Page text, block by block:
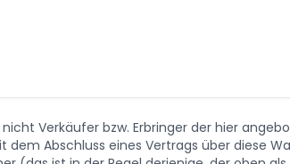
Verkäufer bzw. Erbringer der hier
Abschluss eines Vertrags über diese